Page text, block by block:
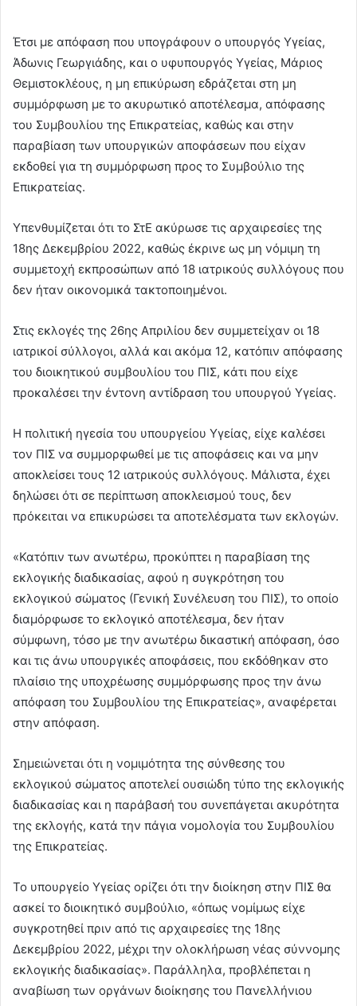
Έτσι με απόφαση που υπογράφουν ο υπουργός Υγείας,
Άδωνις Γεωργιάδης, και ο υφυπουργός Υγείας, Μάριος
Θεμιστοκλέους, η μη επικύρωση εδράζεται στη μη
συμμόρφωση με το ακυρωτικό αποτέλεσμα, απόφασης
του Συμβουλίου της Επικρατείας, καθώς και στην
παραβίαση των υπουργικών αποφάσεων που είχαν
εκδοθεί για τη συμμόρφωση προς το Συμβούλιο της
Επικρατείας.
Υπενθυμίζεται ότι το ΣτΕ ακύρωσε τις αρχαιρεσίες της
18ης Δεκεμβρίου 2022, καθώς έκρινε ως μη νόμιμη τη
συμμετοχή εκπροσώπων από 18 ιατρικούς συλλόγους που
δεν ήταν οικονομικά τακτοποιημένοι.
Στις εκλογές της 26ης Απριλίου δεν συμμετείχαν οι 18
ιατρικοί σύλλογοι, αλλά και ακόμα 12, κατόπιν απόφασης
του διοικητικού συμβουλίου του ΠΙΣ, κάτι που είχε
προκαλέσει την έντονη αντίδραση του υπουργού Υγείας.
Η πολιτική ηγεσία του υπουργείου Υγείας, είχε καλέσει
τον ΠΙΣ να συμμορφωθεί με τις αποφάσεις και να μην
αποκλείσει τους 12 ιατρικούς συλλόγους. Μάλιστα, έχει
δηλώσει ότι σε περίπτωση αποκλεισμού τους, δεν
πρόκειται να επικυρώσει τα αποτελέσματα των εκλογών.
«Κατόπιν των ανωτέρω, προκύπτει η παραβίαση της
εκλογικής διαδικασίας, αφού η συγκρότηση του
εκλογικού σώματος (Γενική Συνέλευση του ΠΙΣ), το οποίο
διαμόρφωσε το εκλογικό αποτέλεσμα, δεν ήταν
σύμφωνη, τόσο με την ανωτέρω δικαστική απόφαση, όσο
και τις άνω υπουργικές αποφάσεις, που εκδόθηκαν στο
πλαίσιο της υποχρέωσης συμμόρφωσης προς την άνω
απόφαση του Συμβουλίου της Επικρατείας», αναφέρεται
στην απόφαση.
Σημειώνεται ότι η νομιμότητα της σύνθεσης του
εκλογικού σώματος αποτελεί ουσιώδη τύπο της εκλογικής
διαδικασίας και η παράβασή του συνεπάγεται ακυρότητα
της εκλογής, κατά την πάγια νομολογία του Συμβουλίου
της Επικρατείας.
Το υπουργείο Υγείας ορίζει ότι την διοίκηση στην ΠΙΣ θα
ασκεί το διοικητικό συμβούλιο, «όπως νομίμως είχε
συγκροτηθεί πριν από τις αρχαιρεσίες της 18ης
Δεκεμβρίου 2022, μέχρι την ολοκλήρωση νέας σύννομης
εκλογικής διαδικασίας». Παράλληλα, προβλέπεται η
αναβίωση των οργάνων διοίκησης του Πανελλήνιου